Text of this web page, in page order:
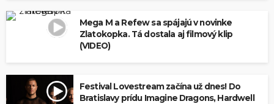
Mega M a Refew sa spájajú v novinke
Zlatokopka. Tá dostala aj filmový klip
(VIDEO)
Festival Lovestream začína už dnes! Do
Bratislavy prídu Imagine Dragons, Hardwell